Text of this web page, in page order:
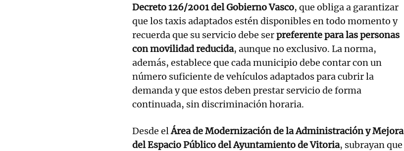
Decreto 126/2001 del Gobierno Vasco, que obliga a garantizar
que los taxis adaptados estén disponibles en todo momento y
recuerda que su servicio debe serpreferente para las personas
con movilidad reducida, aunque no exclusivo. La norma,
además, establece que cada municipio debe contar con un
número suficiente de vehículos adaptados para cubrir la
demanda y que estos deben prestar servicio de forma
continuada, sin discriminación horaria.
Desde elÁrea de Modernización de la Administración y Mejora
del Espacio Público del Ayuntamiento de Vitoria, subrayan que